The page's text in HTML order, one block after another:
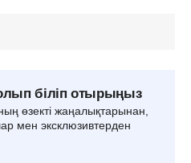
біліп отырыңыз
өзекті жаңалықтарынан,
мен эксклюзивтерден